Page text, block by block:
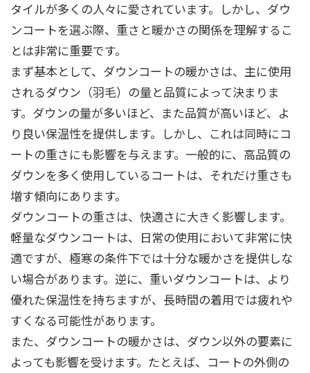
タイルが多くの人々に愛されています。しかし、ダウ
ンコートを選ぶ際、重さと暖かさの関係を理解するこ
とは非常に重要です。
まず基本として、ダウンコートの暖かさは、主に使用
されるダウン（羽毛）の量と品質によって決まりま
す。ダウンの量が多いほど、また品質が高いほど、よ
り良い保温性を提供します。しかし、これは同時にコ
ートの重さにも影響を与えます。一般的に、高品質の
ダウンを多く使用しているコートは、それだけ重さも
増す傾向にあります。
ダウンコートの重さは、快適さに大きく影響します。
軽量なダウンコートは、日常の使用において非常に快
適ですが、極寒の条件下では十分な暖かさを提供しな
い場合があります。逆に、重いダウンコートは、より
優れた保温性を持ちますが、長時間の着用では疲れや
すくなる可能性があります。
また、ダウンコートの暖かさは、ダウン以外の要素に
よっても影響を受けます。たとえば、コートの外側の